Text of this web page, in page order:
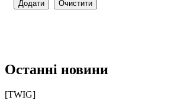
Останні новини
[TWIG]